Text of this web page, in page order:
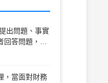
出問題、事實
答問題，並
是 何種訓練
，當面對財務